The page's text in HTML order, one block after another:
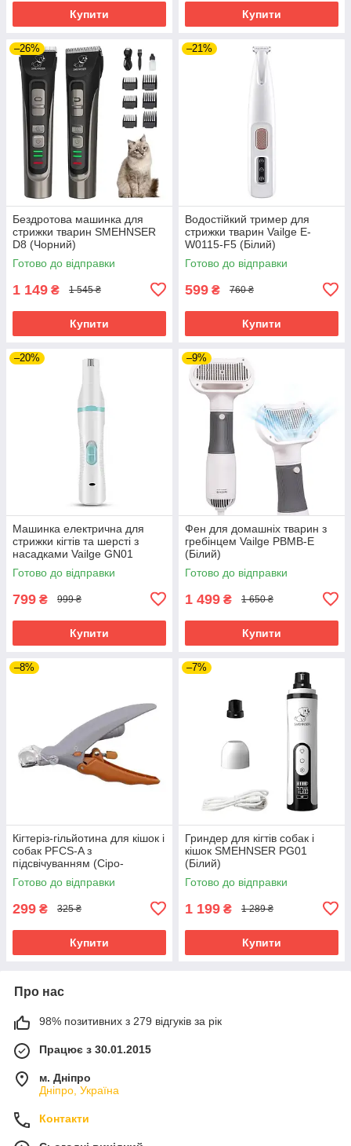
Купити Купити
–26%
Бездротова машинка для
стрижки тварин SMEHNSER
D8 (Чорний)
Готово до відправки
1 149 ₴ 1 545 ₴
Купити
–21%
Водостійкий тример для
стрижки тварин Vailge E-
W0115-F5 (Білий)
Готово до відправки
599 ₴ 760 ₴
Купити
–20%
Машинка електрична для
стрижки кігтів та шерсті з
насадками Vailge GN01
(Білий)
Готово до відправки
799 ₴ 999 ₴
Купити
–9%
Фен для домашніх тварин з
гребінцем Vailge PBMB-E
(Білий)
Готово до відправки
1 499 ₴ 1 650 ₴
Купити
–8%
Кігтеріз-гільйотина для кішок і
собак PFCS-A з
підсвічуванням (Сіро-
помаранчевий)
Готово до відправки
299 ₴ 325 ₴
Купити
–7%
Гриндер для кігтів собак і
кішок SMEHNSER PG01
(Білий)
Готово до відправки
1 199 ₴ 1 289 ₴
Купити
Про нас
98% позитивних з 279 відгуків за рік
Працює з 30.01.2015
м. Дніпро
Дніпро, Україна
Контакти